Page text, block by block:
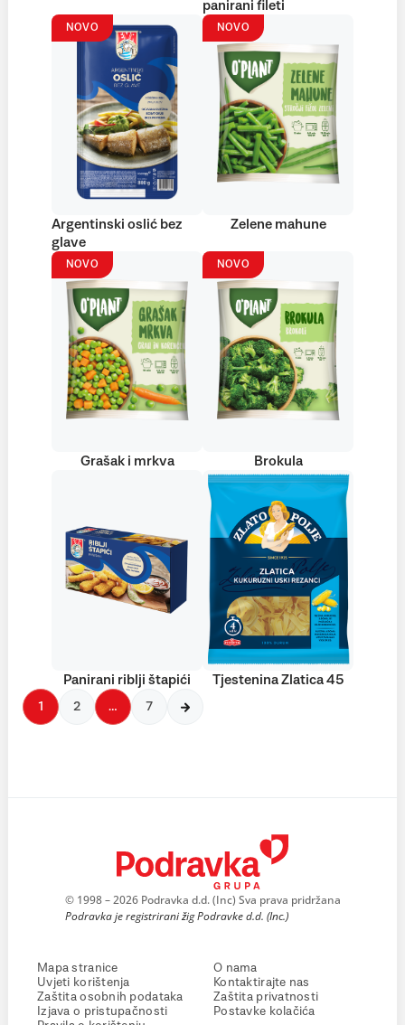
panirani fileti
NOVO
Argentinski oslić bez
glave
NOVO
Zelene mahune
NOVO
Grašak i mrkva
NOVO
Brokula
Panirani riblji štapići Tjestenina Zlatica 45
1 2 … 7
© 1998 – 2026 Podravka d.d. (Inc) Sva prava pridržana
Podravka je registrirani žig Podravke d.d. (Inc.)
Mapa stranice
Uvjeti korištenja
Zaštita osobnih podataka
Izjava o pristupačnosti
O nama
Kontaktirajte nas
Zaštita privatnosti
Postavke kolačića